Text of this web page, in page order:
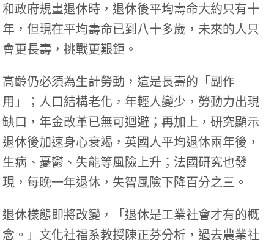
和政府規畫退休時，退休後平均壽命大約只有十
年，但現在平均壽命已到八十多歲，未來的人只
會更長壽，挑戰更艱鉅。
高齡仍必須為生計勞動，這是長壽的「副作
用」；人口結構老化，年輕人變少，勞動力出現
缺口，年金改革已無可迴避；再加上，研究顯示
退休後加速身心衰竭，英國人平均退休兩年後，
生病、憂鬱、失能等風險上升；法國研究也發
現，每晚一年退休，失智風險下降百分之三。
退休樣態即將改變，「退休是工業社會才有的概
念。」文化社福系教授陳正芬分析，過去農業社